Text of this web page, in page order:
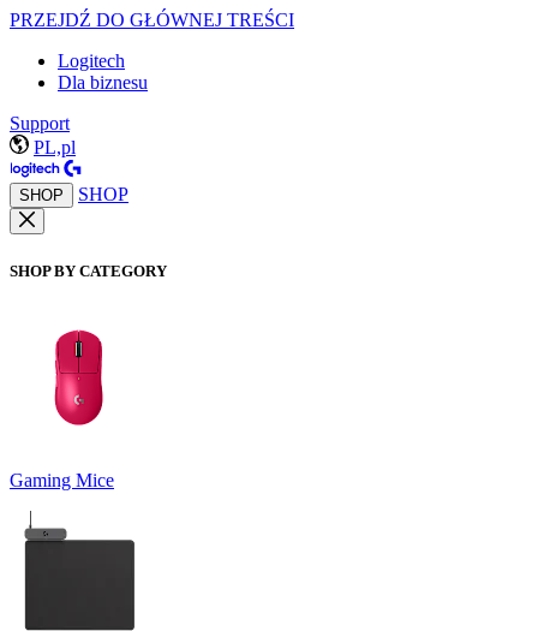
PRZEJDŹ DO GŁÓWNEJ TREŚCI
Logitech
Dla biznesu
Support
PL,pl
SHOP SHOP
SHOP BY CATEGORY
Gaming Mice